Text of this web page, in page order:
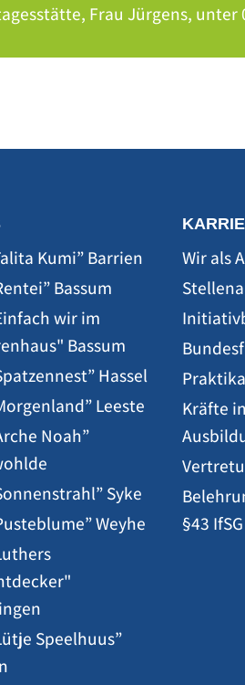
Frau Jürgens, unter
Kumi” Barrien
Bassum
wir im
Bassum
Hassel
Leeste
Noah”
Syke
Weyhe
Speelhuus”
Wir als
Kräfte in
§43 IfSG